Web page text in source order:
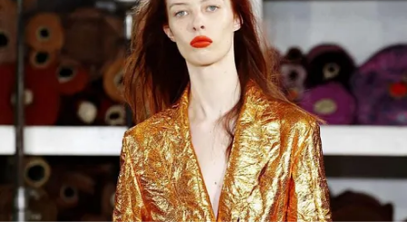
VIDEO
TV
PRINCIPATO
DI
MONACO